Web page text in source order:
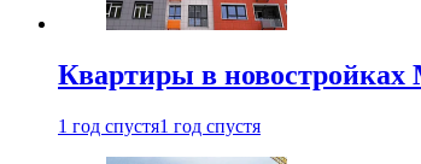
Квартиры в
1 год спустя1 год спустя